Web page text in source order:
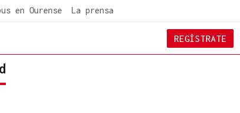
en Ourense La prensa
REGÍSTRATE